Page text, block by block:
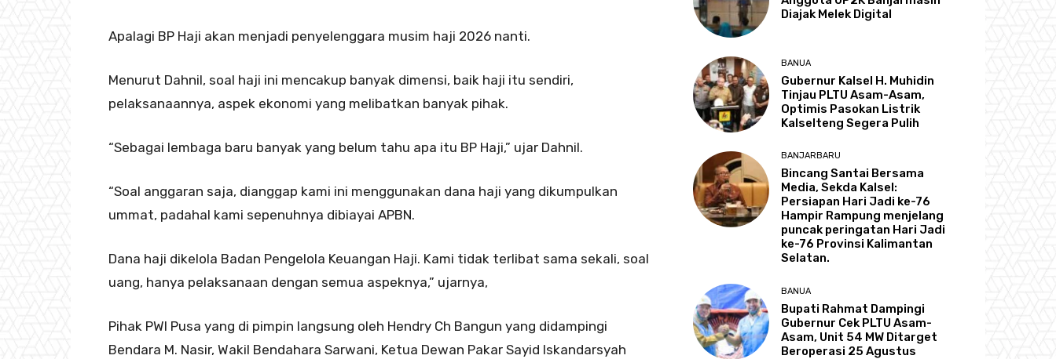
Apalagi BP Haji akan menjadi penyelenggara musim haji 2026 nanti.
Menurut Dahnil, soal haji ini mencakup banyak dimensi, baik haji itu sendiri,
pelaksanaannya, aspek ekonomi yang melibatkan banyak pihak.
“Sebagai lembaga baru banyak yang belum tahu apa itu BP Haji,” ujar Dahnil.
“Soal anggaran saja, dianggap kami ini menggunakan dana haji yang dikumpulkan
ummat, padahal kami sepenuhnya dibiayai APBN.
Dana haji dikelola Badan Pengelola Keuangan Haji. Kami tidak terlibat sama sekali, soal
uang, hanya pelaksanaan dengan semua aspeknya,” ujarnya,
Pihak PWI Pusa yang di pimpin langsung oleh Hendry Ch Bangun yang didampingi
Bendara M. Nasir, Wakil Bendahara Sarwani, Ketua Dewan Pakar Sayid Iskandarsyah
Diajak Melek Digital
BANUA
Gubernur Kalsel H. Muhidin
Tinjau PLTU Asam-Asam,
Optimis Pasokan Listrik
Kalselteng Segera Pulih
BANJARBARU
Bincang Santai Bersama
Media, Sekda Kalsel:
Persiapan Hari Jadi ke-76
Hampir Rampung menjelang
puncak peringatan Hari Jadi
ke-76 Provinsi Kalimantan
Selatan.
BANUA
Bupati Rahmat Dampingi
Gubernur Cek PLTU Asam-
Asam, Unit 54 MW Ditarget
Beroperasi 25 Agustus